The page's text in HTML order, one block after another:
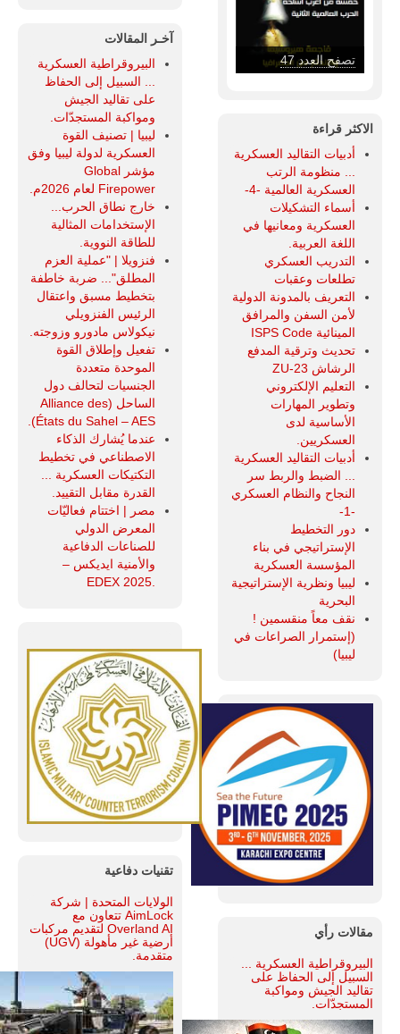
تصفح العدد 47
الاكثر قراءة
أدبيات التقاليد العسكرية
... منظومة الرتب
العسكرية العالمية -4-
أسماء التشكيلات
العسكرية ومعانيها في
اللغة العربية.
التدريب العسكري
تطلعات وعقبات
التعريف بالمدونة الدولية
لأمن السفن والمرافق
المينائية ISPS Code
تحديث وترقية المدفع
الرشاش ZU-23
التعليم الإلكتروني
وتطوير المهارات
الأساسية لدى
العسكريين.
أدبيات التقاليد العسكرية
... الضبط والربط سر
النجاح والنظام العسكري
-1-
دور التخطيط
الإستراتيجي في بناء
المؤسسة العسكرية
ليبيا ونظرية الإستراتيجية
البحرية
نقف معاً منقسمين !
(إستمرار الصراعات في
ليبيا)
مقالات رأي
البيروقراطية العسكرية ...
السبيل إلى الحفاظ على
تقاليد الجيش ومواكبة
المستجدّات.
آخـر المقالات
البيروقراطية العسكرية
... السبيل إلى الحفاظ
على تقاليد الجيش
ومواكبة المستجدّات.
ليبيا | تصنيف القوة
العسكرية لدولة ليبيا وفق
مؤشر Global
Firepower لعام 2026م.
خارج نطاق الحرب...
الإستخدامات المثالية
للطاقة النووية.
فنزويلا | "عملية العزم
المطلق"... ضربة خاطفة
بتخطيط مسبق واعتقال
الرئيس الفنزويلي
نيكولاس مادورو وزوجته.
تفعيل وإطلاق القوة
الموحدة متعددة
الجنسيات لتحالف دول
الساحل (Alliance des
États du Sahel – AES).
عندما يُشارك الذكاء
الاصطناعي في تخطيط
التكتيكات العسكرية ...
القدرة مقابل التقييد.
مصر | اختتام فعاليّات
المعرض الدولي
للصناعات الدفاعية
والأمنية ايديكس ‒
تقنيات دفاعية
الولايات المتحدة | شركة
AimLock تتعاون مع
Overland AI لتقديم مركبات
أرضية غير مأهولة (UGV)
متقدمة.